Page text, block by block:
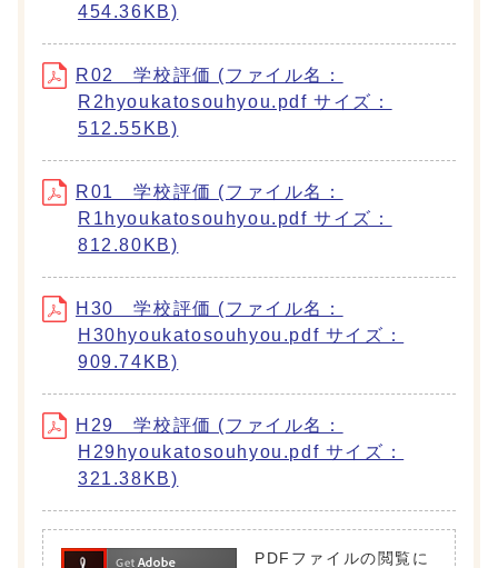
454.36KB)
R02 学校評価 (ファイル名：
R2hyoukatosouhyou.pdf サイズ：
512.55KB)
R01 学校評価 (ファイル名：
R1hyoukatosouhyou.pdf サイズ：
812.80KB)
H30 学校評価 (ファイル名：
H30hyoukatosouhyou.pdf サイズ：
909.74KB)
H29 学校評価 (ファイル名：
H29hyoukatosouhyou.pdf サイズ：
321.38KB)
PDFファイルの閲覧に